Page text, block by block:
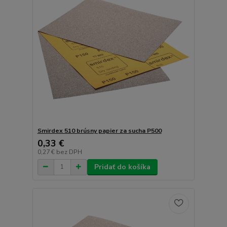
Smirdex 510 brúsny papier za sucha P500
0,33 €
0,27 € bez DPH
Pridať do košíka